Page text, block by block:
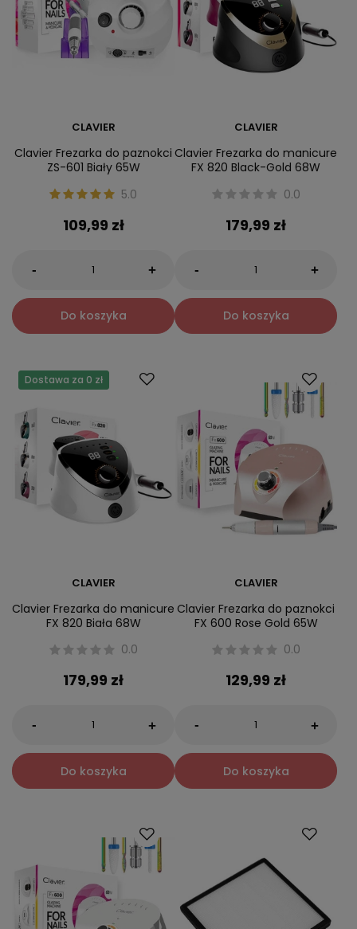
CLAVIER
Clavier Frezarka do paznokci
ZS-601 Biały 65W
5.0
109,99 zł
- +
Do koszyka
CLAVIER
Clavier Frezarka do manicure
FX 820 Black-Gold 68W
0.0
179,99 zł
- +
Do koszyka
Dostawa za 0 zł
CLAVIER
Clavier Frezarka do manicure
FX 820 Biała 68W
0.0
179,99 zł
- +
Do koszyka
CLAVIER
Clavier Frezarka do paznokci
FX 600 Rose Gold 65W
0.0
129,99 zł
- +
Do koszyka